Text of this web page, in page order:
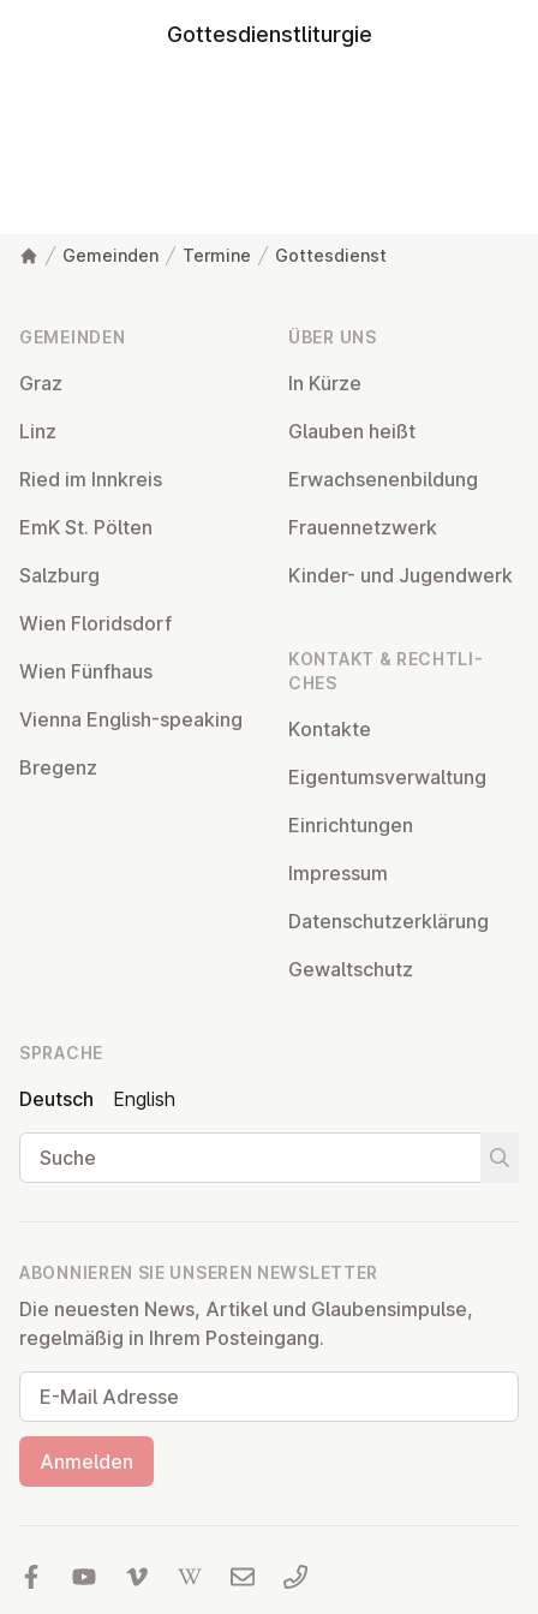
Gottesdienstliturgie
Gemeinden Termine Gottesdienst
GEMEINDEN
Graz
Linz
Ried im Innkreis
EmK St. Pölten
Salzburg
Wien Flo­rids­dorf
Wien Fünfhaus
Vienna English-speaking
Bregenz
ÜBER UNS
In Kürze
Glauben heißt
Er­wach­se­nen­bil­dung
Frau­en­netz­werk
Kinder- und Ju­gend­werk
KONTAKT & RECHT­LI­
CHES
Kontakte
Ei­gen­tums­ver­wal­tung
Ein­rich­tun­gen
Impressum
Da­ten­schutz­er­klä­rung
Ge­walt­schutz
SPRACHE
Deutsch
English
Suche
ABONNIEREN SIE UNSEREN NEWSLETTER
Die neuesten News, Artikel und Glaubensimpulse,
regelmäßig in Ihrem Posteingang.
E-Mail Adresse
Anmelden